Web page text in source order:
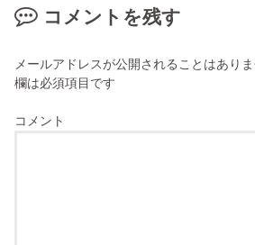
コメントを残す
メールアドレスが公開されることはありま
欄は必須項目です
コメント